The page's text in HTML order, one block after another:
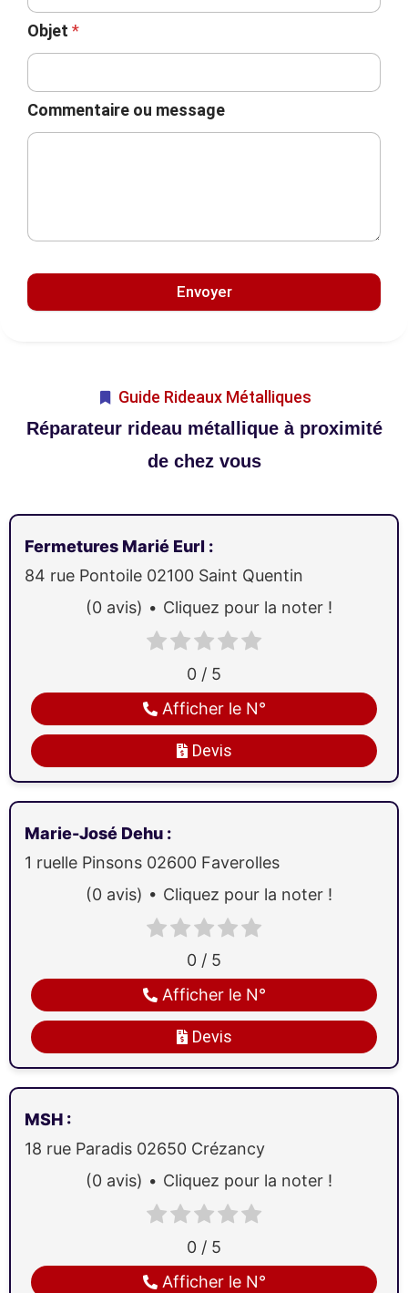
Objet *
Commentaire ou message
Envoyer
Guide Rideaux Métalliques
Réparateur rideau métallique à proximité
de chez vous
Fermetures Marié Eurl :
84 rue Pontoile 02100 Saint Quentin
Devis
Afficher le N°
0 / 5
(0 avis) Cliquez pour la noter !
Marie-José Dehu :
1 ruelle Pinsons 02600 Faverolles
Devis
Afficher le N°
0 / 5
(0 avis) Cliquez pour la noter !
MSH :
18 rue Paradis 02650 Crézancy
Afficher le N°
0 / 5
(0 avis) Cliquez pour la noter !